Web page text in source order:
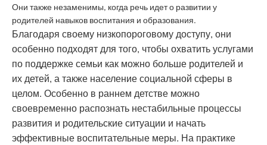
Они также незаменимы, когда речь идет о развитии у
родителей навыков воспитания и образования.
Благодаря своему низкопороговому доступу, они
особенно подходят для того, чтобы охватить услугами
по поддержке семьи как можно больше родителей и
их детей, а также население социальной сферы в
целом. Особенно в раннем детстве можно
своевременно распознать нестабильные процессы
развития и родительские ситуации и начать
эффективные воспитательные меры. На практике